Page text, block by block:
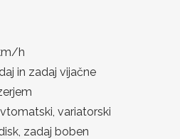
h
in zadaj vijačne
variatorski
zadaj boben